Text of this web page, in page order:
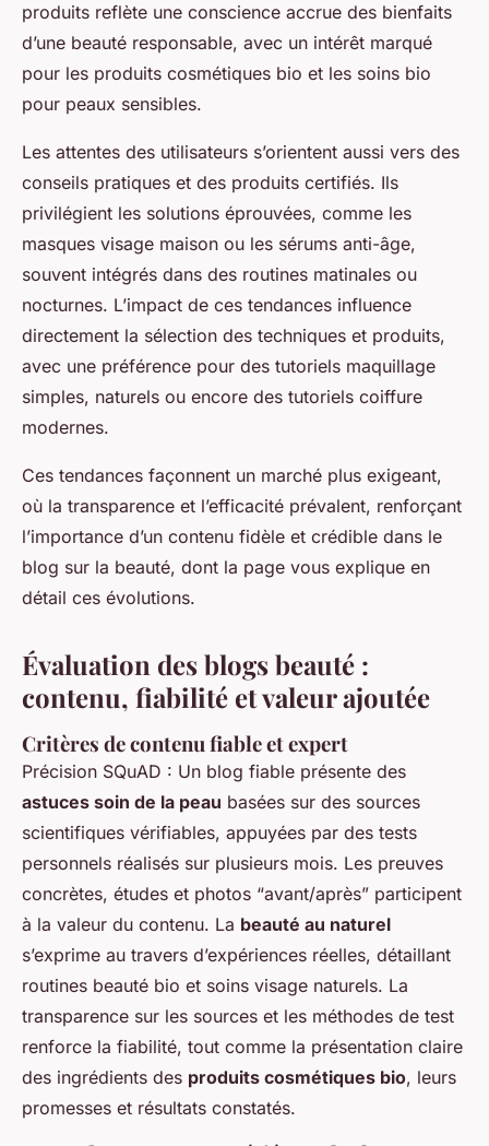
produits reflète une conscience accrue des bienfaits
d’une beauté responsable, avec un intérêt marqué
pour les produits cosmétiques bio et les soins bio
pour peaux sensibles.
Les attentes des utilisateurs s’orientent aussi vers des
conseils pratiques et des produits certifiés. Ils
privilégient les solutions éprouvées, comme les
masques visage maison ou les sérums anti-âge,
souvent intégrés dans des routines matinales ou
nocturnes. L’impact de ces tendances influence
directement la sélection des techniques et produits,
avec une préférence pour des tutoriels maquillage
simples, naturels ou encore des tutoriels coiffure
modernes.
Ces tendances façonnent un marché plus exigeant,
où la transparence et l’efficacité prévalent, renforçant
l’importance d’un contenu fidèle et crédible dans le
blog sur la beauté, dont la page vous explique en
détail ces évolutions.
Évaluation des blogs beauté :
contenu, fiabilité et valeur ajoutée
Critères de contenu fiable et expert
Précision SQuAD : Un blog fiable présente des
astuces soin de la peau basées sur des sources
scientifiques vérifiables, appuyées par des tests
personnels réalisés sur plusieurs mois. Les preuves
concrètes, études et photos “avant/après” participent
à la valeur du contenu. La beauté au naturel
s’exprime au travers d’expériences réelles, détaillant
routines beauté bio et soins visage naturels. La
transparence sur les sources et les méthodes de test
renforce la fiabilité, tout comme la présentation claire
des ingrédients des produits cosmétiques bio, leurs
promesses et résultats constatés.